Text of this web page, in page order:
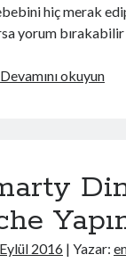
hiç merak
yorum
Devamını okuyunPhp
2016 | Yazar: